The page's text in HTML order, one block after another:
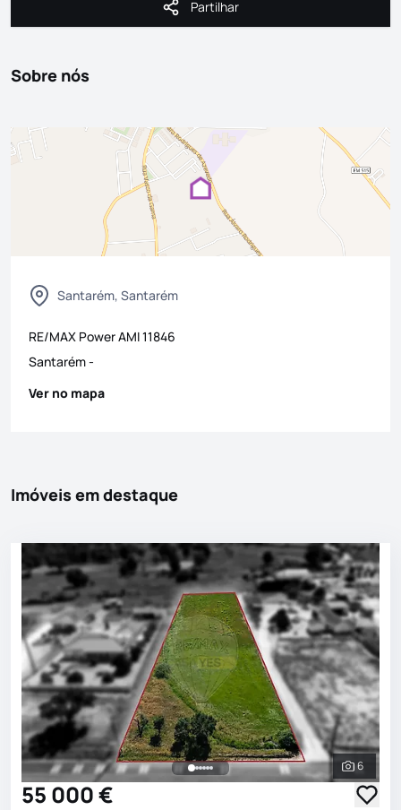
Partilhar
Partilhar
Sobre nós
Santarém, Santarém
RE/MAX PowerAMI11846
Santarém-
Ver no mapa
Imóveis em destaque
Ver
6
55 000 €